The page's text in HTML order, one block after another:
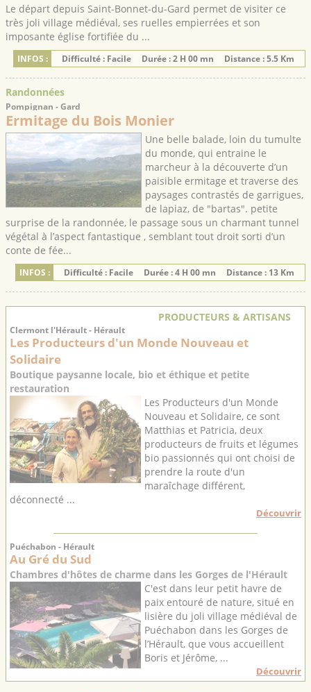
Le départ depuis Saint-Bonnet-du-Gard permet de visiter ce
très joli village médiéval, ses ruelles empierrées et son
imposante église fortifiée du ...
INFOS : Difficulté : Facile Durée : 2 H 00 mn Distance : 5.5 Km
Randonnées
Pompignan - Gard
Ermitage du Bois Monier
Une belle balade, loin du tumulte
du monde, qui entraine le
marcheur à la découverte d’un
paisible ermitage et traverse des
paysages contrastés de garrigues,
de lapiaz, de "bartas". petite
surprise de la randonnée, le passage sous un charmant tunnel
végétal à l’aspect fantastique , semblant tout droit sorti d’un
conte de fée...
INFOS : Difficulté : Facile Durée : 4 H 00 mn Distance : 13 Km
PRODUCTEURS & ARTISANS
Clermont l'Hérault - Hérault
Les Producteurs d'un Monde Nouveau et
Solidaire
Boutique paysanne locale, bio et éthique et petite
restauration
Les Producteurs d'un Monde
Nouveau et Solidaire, ce sont
Matthias et Patricia, deux
producteurs de fruits et légumes
bio passionnés qui ont choisi de
prendre la route d'un
maraîchage différent,
déconnecté ...
Découvrir
Puéchabon - Hérault
Au Gré du Sud
Chambres d'hôtes de charme dans les Gorges de l'Hérault
C'est dans leur petit havre de
paix entouré de nature, situé en
lisière du joli village médiéval de
Puéchabon dans les Gorges de
l’Hérault, que vous accueillent
Boris et Jérôme, ...
Découvrir